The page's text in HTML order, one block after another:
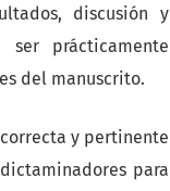
discusión y
prácticamente
del manuscrito.
y pertinente
para